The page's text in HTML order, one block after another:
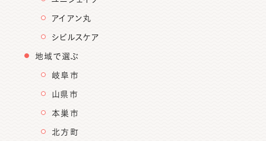
アイアン丸
シビルスケア
地域で選ぶ
岐阜市
山県市
本巣市
北方町